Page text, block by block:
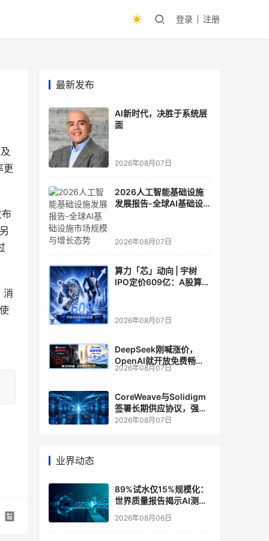
登录 注册
更
消
最新发布
AI新时代，决胜于系统层
面
2026年08月07日
2026人工智能基础设施
发展报告-全球AI基础设
2026年08月07日
算力「芯」动向 | 宇树
IPO定价609亿：A股算力
2026年08月07日
DeepSeek刚喊涨价，
OpenAI就开放免费畅
聊？大模型定价的平行宇
2026年08月07日
CoreWeave与Solidigm
签署长期供应协议，强化
一体化人工智能云平台
2026年08月07日
业界动态
89%试水仅15%规模化：
世界质量报告揭示AI测
试"落地鸿沟"
2026年08月06日